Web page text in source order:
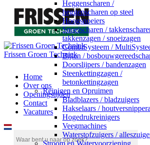
Frissen Groen Techniek
Home
Over ons
Openingstijden
Contact
Vacatures
Heggenscharen /
heggenscharen op steel
Hoogsnoeiers
Snoeischaren /
takkenzagen / snoeizagen
CombiSysteem /
Bijlen /
Doorslijpers / bandenzagen
Steenkettingzagen /
betonkettingzagen
Reinigen en Opruimen
Bladblazers / bladzuigers
Hakselaars /
Hogedrukreinigers
Veegmachines
Waterstofzuigers /
Stroom en Watervoorziening